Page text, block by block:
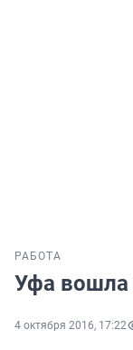
РАБОТА
Уфа вошла
4 октября 2016, 17:22